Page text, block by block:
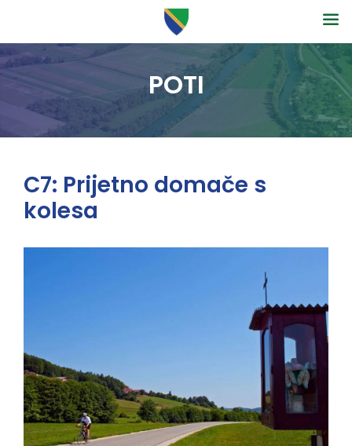
POTI
C7: Prijetno domače s
kolesa